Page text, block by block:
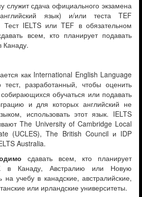
служит сдача официального экзамена
язык) и/или теста TEF
Тест IELTS или TEF в обязательном
всем, кто планирует подавать
как International English Language
разработанный, чтобы оценить
обучаться или подавать
и для которых английский не
использовать этот язык. IELTS
The University of Cambridge Local
(UCLES), The British Council и IDP
Australia.
сдавать всем, кто планирует
Канаду, Австралию или Новую
на учебу в канадские, австралийские,
или ирландские университеты.